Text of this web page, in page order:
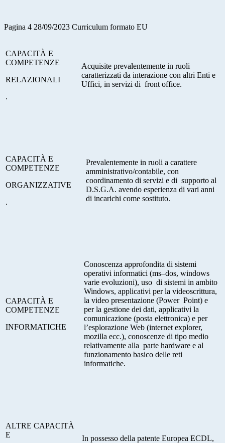
Pagina 4 28/09/2023 Curriculum formato EU
CAPACITÀ E
COMPETENZE
RELAZIONALI
.
Acquisite prevalentemente in ruoli
caratterizzati da interazione con altri Enti e
Uffici, in servizi di front office.
CAPACITÀ E
COMPETENZE
ORGANIZZATIVE
.
Prevalentemente in ruoli a carattere
amministrativo/contabile, con
coordinamento di servizi e di supporto al
D.S.G.A. avendo esperienza di vari anni
di incarichi come sostituto.
CAPACITÀ E
COMPETENZE
INFORMATICHE
Conoscenza approfondita di sistemi
operativi informatici (ms–dos, windows
varie evoluzioni), uso di sistemi in ambito
Windows, applicativi per la videoscrittura,
la video presentazione (Power Point) e
per la gestione dei dati, applicativi la
comunicazione (posta elettronica) e per
l’esplorazione Web (internet explorer,
mozilla ecc.), conoscenze di tipo medio
relativamente alla parte hardware e al
funzionamento basico delle reti
informatiche.
ALTRE CAPACITÀ
E
In possesso della patente Europea ECDL,